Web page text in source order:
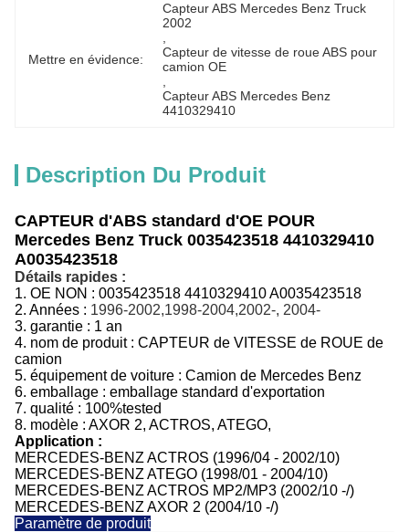
Mettre en évidence:
Capteur ABS Mercedes Benz Truck
2002
Capteur de vitesse de roue ABS pour
camion OE
Capteur ABS Mercedes Benz
4410329410
Description Du Produit
CAPTEUR d'ABS standard d'OE POUR
Mercedes Benz Truck 0035423518 4410329410
A0035423518
Détails rapides :
1. OE NON : 0035423518 4410329410 A0035423518
2. Années : 1996-2002,1998-2004,2002-, 2004-
3. garantie : 1 an
4. nom de produit : CAPTEUR de VITESSE de ROUE de
camion
5. équipement de voiture : Camion de Mercedes Benz
6. emballage : emballage standard d'exportation
7. qualité : 100%tested
8. modèle : AXOR 2, ACTROS, ATEGO,
Application :
MERCEDES-BENZ ACTROS (1996/04 - 2002/10)
MERCEDES-BENZ ATEGO (1998/01 - 2004/10)
MERCEDES-BENZ ACTROS MP2/MP3 (2002/10 -/)
MERCEDES-BENZ AXOR 2 (2004/10 -/)
Paramètre de produit